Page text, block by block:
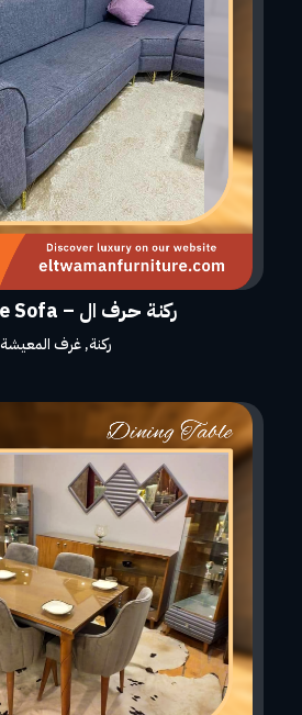
ركنة حرف ال – L Shape Sofa
ركنة,غرف المعيشة